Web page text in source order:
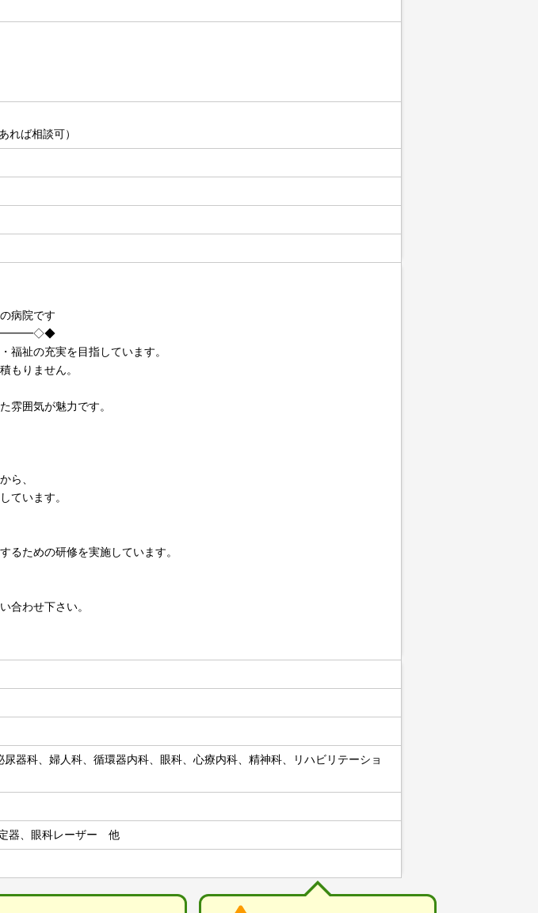
ば相談可）
病院です
福祉の充実を目指しています。
もりません。
雰囲気が魅力です。
ら、
ています。
るための研修を実施しています。
合わせ下さい。
器科、婦人科、循環器内科、眼科、心療内科、精神科、リハビリテーショ
器、眼科レーザー 他